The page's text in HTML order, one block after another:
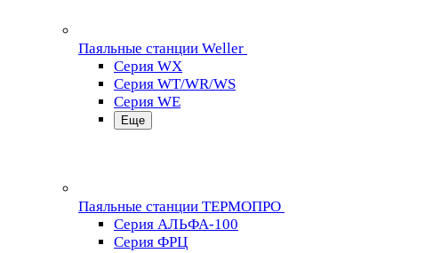
Паяльные станции Weller
Серия WX
Серия WT/WR/WS
Серия WE
Еще
Паяльные станции ТЕРМОПРО
Серия АЛЬФА-100
Серия ФРЦ